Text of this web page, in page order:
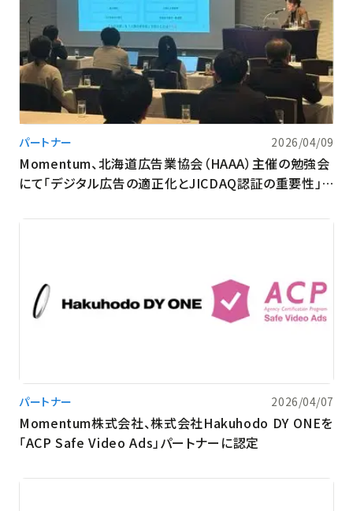
パートナー 2026/04/09
Momentum、北海道広告業協会（HAAA）主催の勉強会
にて「デジタル広告の適正化とJICDAQ認証の重要性」に
パートナー 2026/04/07
Momentum株式会社、株式会社Hakuhodo DY ONEを
「ACP Safe Video Ads」パートナーに認定